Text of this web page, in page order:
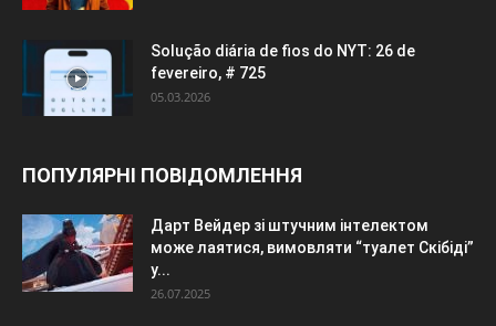
Solução diária de fios do NYT: 26 de
fevereiro, # 725
05.03.2026
ПОПУЛЯРНІ ПОВІДОМЛЕННЯ
Дарт Вейдер зі штучним інтелектом
може лаятися, вимовляти “туалет Скібіді”
у...
26.07.2025